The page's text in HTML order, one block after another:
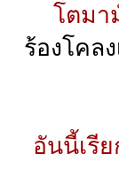
โตมา
ร้องโคล
อันนี้เรี